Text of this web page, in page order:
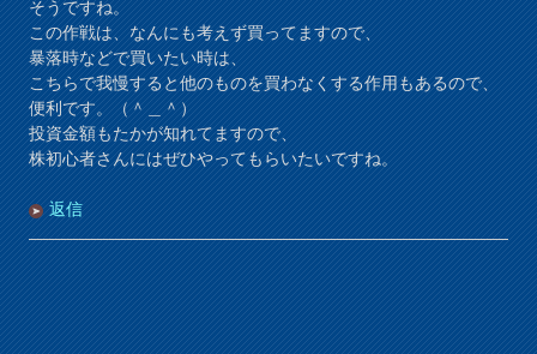
そうですね。
この作戦は、なんにも考えず買ってますので、
暴落時などで買いたい時は、
こちらで我慢すると他のものを買わなくする作用もあるので、
便利です。（＾＿＾）
投資金額もたかが知れてますので、
株初心者さんにはぜひやってもらいたいですね。
返信